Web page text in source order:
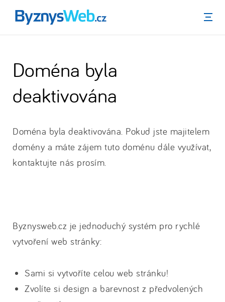
Menu
Doména byla
deaktivována
Doména byla deaktivována. Pokud jste majitelem
domény a máte zájem tuto doménu dále využívat,
kontaktujte nás prosím.
Byznysweb.cz je jednoduchý systém pro rychlé
vytvoření web stránky:
Sami si vytvoříte celou web stránku!
Zvolíte si design a barevnost z předvolených